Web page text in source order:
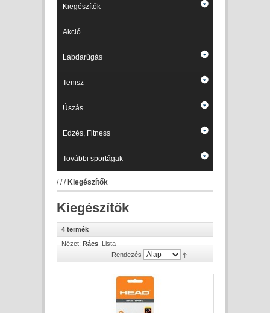
Kiegészítők
Akció
Labdarúgás
Tenisz
Úszás
Edzés, Fitness
További sportágak
/// Kiegészítők
Kiegészítők
4 termék
Nézet: Rács Lista
Rendezés